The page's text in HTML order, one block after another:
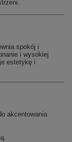
spokój i
i wysokiej
estetykę i
akcentowania